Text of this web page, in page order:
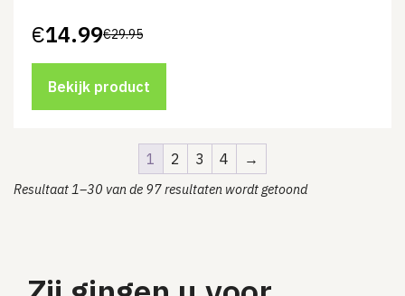
€29.95
Oorspronkelijke
was:
€29.95.
€14.99
Huidige
is:
€14.99.
Bekijk product
1 2 3 4 →
Resultaat 1–30 van de 97 resultaten wordt getoond